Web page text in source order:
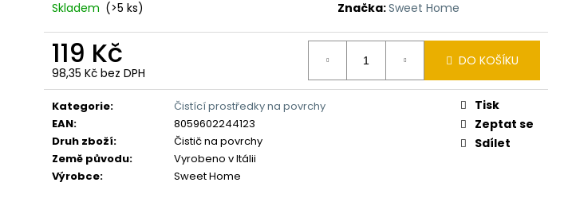
Skladem (>5 ks) Značka:Sweet Home
119 Kč
98,35 Kč bez DPH
Měrná
cena:
DO KOŠÍKU
Kategorie:
Čistící prostředky na povrchy
EAN:
8059602244123
Druh zboží:
Čistič na povrchy
Země původu:
Vyrobeno v Itálii
Výrobce: Sweet Home
Tisk
Zeptat se
Sdílet